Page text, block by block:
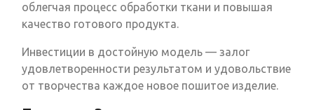
облегчая процесс обработки ткани и повышая
качество готового продукта.
Инвестиции в достойную модель — залог
удовлетворенности результатом и удовольствие
от творчества каждое новое пошитое изделие.